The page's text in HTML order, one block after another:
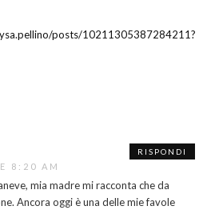
posts/10211305387284211?
8:20 AM
mia madre mi racconta che da
Ancora oggi è una delle mie favole
RISPONDI